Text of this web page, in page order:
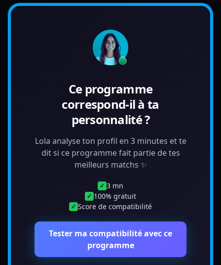
Ce programme
correspond-il à ta
personnalité ?
Lola analyse ton profil en 3 minutes et te
dit si ce programme fait partie de tes
meilleurs matchs ✨
✓ 3 mn
✓ 100% gratuit
✓ Score de compatibilité
Tester ma compatibilité avec ce
programme